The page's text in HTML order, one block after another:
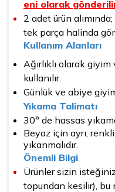
eni olarak
2 adet ürün
tek parça halinda
Kullanım Alanları
Ağırlıklı olarak
kullanılır.
Günlük ve abiye
Yıkama Talimatı
30° de hassas
Beyaz için ayrı,
yıkanmalıdır.
Önemli Bilgi
Ürünler sizin
topundan kesilir), bu